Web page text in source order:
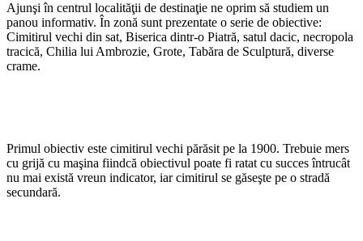
Ajunşi în centrul localităţii de destinaţie ne oprim să studiem un
panou informativ. În zonă sunt prezentate o serie de obiective:
Cimitirul vechi din sat, Biserica dintr-o Piatră, satul dacic, necropola
tracică, Chilia lui Ambrozie, Grote, Tabăra de Sculptură, diverse
crame.
Primul obiectiv este cimitirul vechi părăsit pe la 1900. Trebuie mers
cu grijă cu maşina fiindcă obiectivul poate fi ratat cu succes întrucât
nu mai există vreun indicator, iar cimitirul se găseşte pe o stradă
secundară.